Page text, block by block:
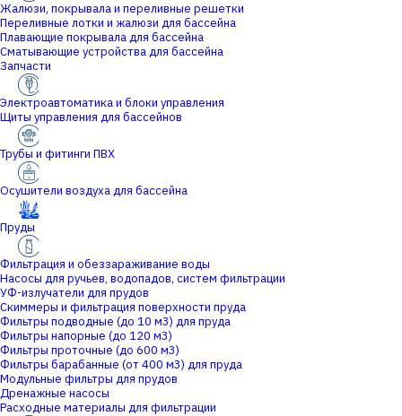
Жалюзи, покрывала и переливные решетки
Переливные лотки и жалюзи для бассейна
Плавающие покрывала для бассейна
Сматывающие устройства для бассейна
Запчасти
Электроавтоматика и блоки управления
Щиты управления для бассейнов
Трубы и фитинги ПВХ
Осушители воздуха для бассейна
Пруды
Фильтрация и обеззараживание воды
Насосы для ручьев, водопадов, систем фильтрации
УФ-излучатели для прудов
Скиммеры и фильтрация поверхности пруда
Фильтры подводные (до 10 м3) для пруда
Фильтры напорные (до 120 м3)
Фильтры проточные (до 600 м3)
Фильтры барабанные (от 400 м3) для пруда
Модульные фильтры для прудов
Дренажные насосы
Расходные материалы для фильтрации